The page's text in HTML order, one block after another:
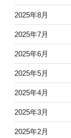
2025年8月
2025年7月
2025年6月
2025年5月
2025年4月
2025年3月
2025年2月